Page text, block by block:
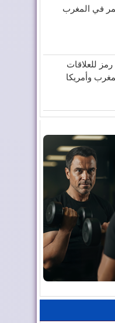
في المغرب
للعلاقات
وأمريكا